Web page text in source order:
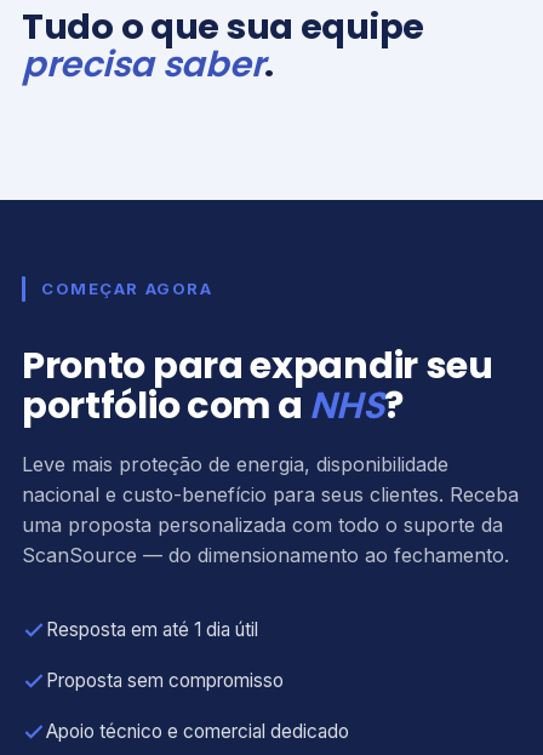
Tudo o que sua equipe
precisa saber.
COMEÇAR AGORA
Pronto para expandir seu
portfólio com aNHS?
Leve mais proteção de energia, disponibilidade
nacional e custo-benefício para seus clientes. Receba
uma proposta personalizada com todo o suporte da
ScanSource — do dimensionamento ao fechamento.
Resposta em até 1 dia útil
Proposta sem compromisso
Apoio técnico e comercial dedicado